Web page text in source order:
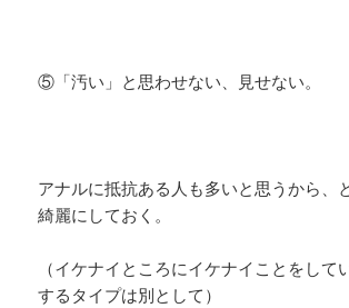
⑤「汚い」と思わせない、見せない。
アナルに抵抗ある人も多いと思うから、
綺麗にしておく。
（イケナイところにイケナイことをして
するタイプは別として）